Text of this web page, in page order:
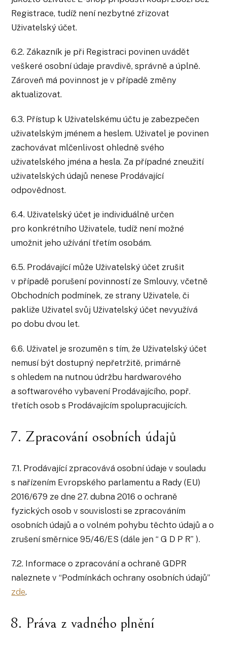
Registrace, tudíž není nezbytné zřizovat
Uživatelský účet.
6.2. Zákazník je při Registraci povinen uvádět
veškeré osobní údaje pravdivě, správně a úplně.
Zároveň má povinnost je v případě změny
aktualizovat.
6.3. Přístup k Uživatelskému účtu je zabezpečen
uživatelským jménem a heslem. Uživatel je povinen
zachovávat mlčenlivost ohledně svého
uživatelského jména a hesla. Za případné zneužití
uživatelských údajů nenese Prodávající
odpovědnost.
6.4. Uživatelský účet je individuálně určen
pro konkrétního Uživatele, tudíž není možné
umožnit jeho užívání třetím osobám.
6.5. Prodávající může Uživatelský účet zrušit
v případě porušení povinností ze Smlouvy, včetně
Obchodních podmínek, ze strany Uživatele, či
pakliže Uživatel svůj Uživatelský účet nevyužívá
po dobu dvou let.
6.6. Uživatel je srozuměn s tím, že Uživatelský účet
nemusí být dostupný nepřetržitě, primárně
s ohledem na nutnou údržbu hardwarového
a softwarového vybavení Prodávajícího, popř.
třetích osob s Prodávajícím spolupracujících.
7. Zpracování osobních údajů
7.1. Prodávající zpracovává osobní údaje v souladu
s nařízením Evropského parlamentu a Rady (EU)
2016/679 ze dne 27. dubna 2016 o ochraně
fyzických osob v souvislosti se zpracováním
osobních údajů a o volném pohybu těchto údajů a o
zrušení směrnice 95/46/ES (dále jen “ G D P R” ).
7.2. Informace o zpracování a ochraně GDPR
naleznete v “Podmínkách ochrany osobních údajů”
zde.
8. Práva z vadného plnění